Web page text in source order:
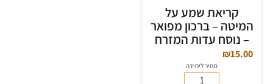
קריאת שמע על
המיטה – ברכון מפואר
– נוסח עדות המזרח
₪15.00
מחיר ליחידה